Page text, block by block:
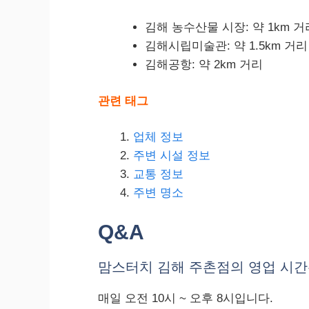
김해 농수산물 시장: 약 1km 거
김해시립미술관: 약 1.5km 거리
김해공항: 약 2km 거리
관련 태그
업체 정보
주변 시설 정보
교통 정보
주변 명소
Q&A
맘스터치 김해 주촌점의 영업 시
매일 오전 10시 ~ 오후 8시입니다.